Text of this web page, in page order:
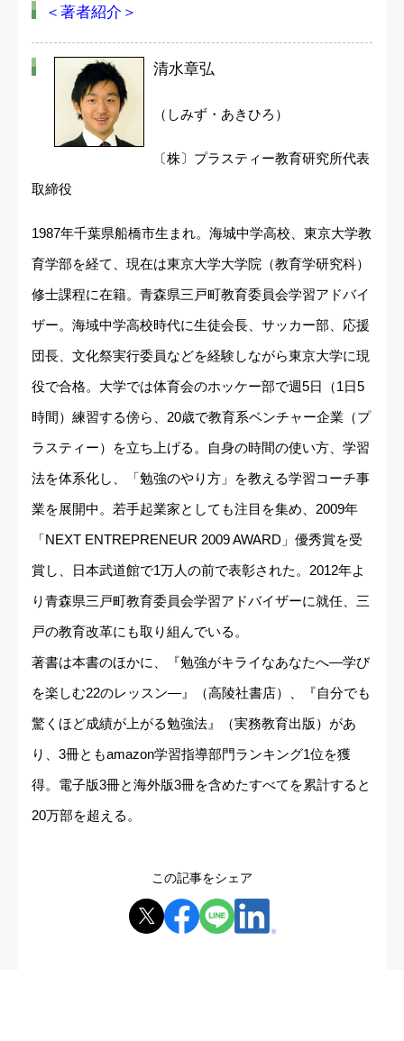
＜著者紹介＞
清水章弘
（しみず・あきひろ）
〔株〕プラスティー教育研究所代表
取締役
1987年千葉県船橋市生まれ。海城中学高校、東京大学教
育学部を経て、現在は東京大学大学院（教育学研究科）
修士課程に在籍。青森県三戸町教育委員会学習アドバイ
ザー。海域中学高校時代に生徒会長、サッカー部、応援
団長、文化祭実行委員などを経験しながら東京大学に現
役で合格。大学では体育会のホッケー部で週5日（1日5
時間）練習する傍ら、20歳で教育系ベンチャー企業（プ
ラスティー）を立ち上げる。自身の時間の使い方、学習
法を体系化し、「勉強のやり方」を教える学習コーチ事
業を展開中。若手起業家としても注目を集め、2009年
「NEXT ENTREPRENEUR 2009 AWARD」優秀賞を受
賞し、日本武道館で1万人の前で表彰された。2012年よ
り青森県三戸町教育委員会学習アドバイザーに就任、三
戸の教育改革にも取り組んでいる。
著書は本書のほかに、『勉強がキライなあなたへ―学び
を楽しむ22のレッスン―』（高陵社書店）、『自分でも
驚くほど成績が上がる勉強法』（実務教育出版）があ
り、3冊ともamazon学習指導部門ランキング1位を獲
得。電子版3冊と海外版3冊を含めたすべてを累計すると
20万部を超える。
この記事をシェア